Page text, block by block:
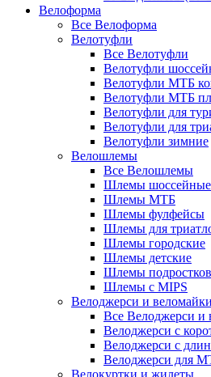
Велоформа
Все Велоформа
Велотуфли
Все Велотуфли
Велотуфли
Велотуфли МТБ
Велотуфли МТБ
Велотуфли для
Велотуфли для
Велотуфли зимние
Велошлемы
Все Велошлемы
Шлемы шоссейные
Шлемы МТБ
Шлемы фулфейсы
Шлемы для
Шлемы городские
Шлемы детские
Шлемы
Шлемы с MIPS
Велоджерси и веломайки
Все Велоджерси и
Велоджерси с
Велоджерси с
Велоджерси для
Велокуртки и жилеты